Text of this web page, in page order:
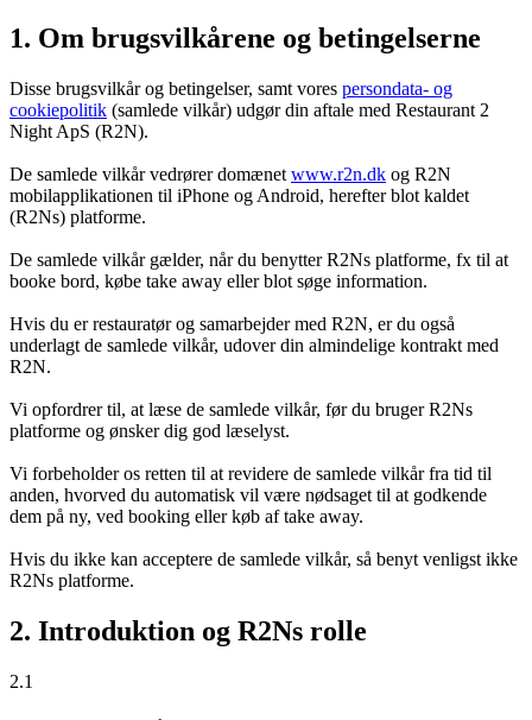
1. Om brugsvilkårene og betingelserne
Disse brugsvilkår og betingelser, samt vores persondata- og
cookiepolitik (samlede vilkår) udgør din aftale med Restaurant 2
Night ApS (R2N).
De samlede vilkår vedrører domænet www.r2n.dk og R2N
mobilapplikationen til iPhone og Android, herefter blot kaldet
(R2Ns) platforme.
De samlede vilkår gælder, når du benytter R2Ns platforme, fx til at
booke bord, købe take away eller blot søge information.
Hvis du er restauratør og samarbejder med R2N, er du også
underlagt de samlede vilkår, udover din almindelige kontrakt med
R2N.
Vi opfordrer til, at læse de samlede vilkår, før du bruger R2Ns
platforme og ønsker dig god læselyst.
Vi forbeholder os retten til at revidere de samlede vilkår fra tid til
anden, hvorved du automatisk vil være nødsaget til at godkende
dem på ny, ved booking eller køb af take away.
Hvis du ikke kan acceptere de samlede vilkår, så benyt venligst ikke
R2Ns platforme.
2. Introduktion og R2Ns rolle
2.1